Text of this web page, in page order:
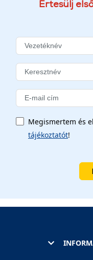
Értesülj
Megismertem és
tájékoztatót!